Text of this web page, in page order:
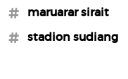
#maruarar sirait
#stadion sudiang